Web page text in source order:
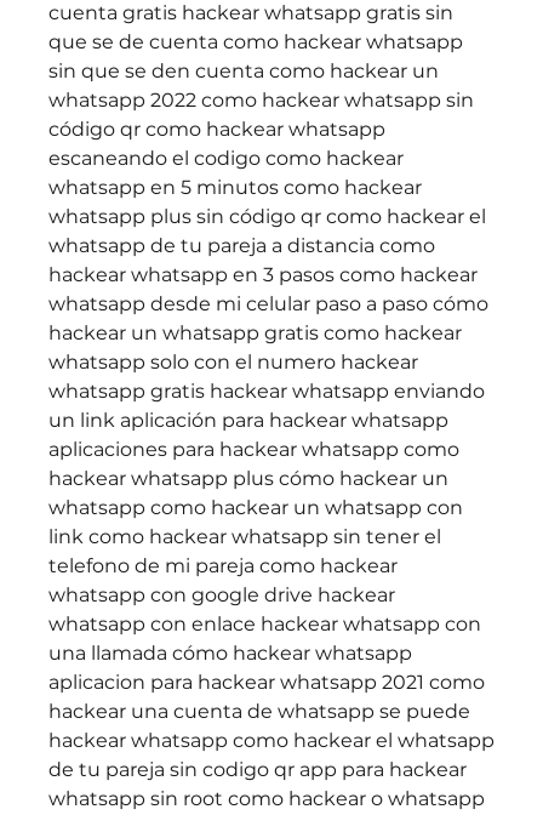
cuenta gratis hackear whatsapp gratis sin
que se de cuenta como hackear whatsapp
sin que se den cuenta como hackear un
whatsapp 2022 como hackear whatsapp sin
código qr como hackear whatsapp
escaneando el codigo como hackear
whatsapp en 5 minutos como hackear
whatsapp plus sin código qr como hackear el
whatsapp de tu pareja a distancia como
hackear whatsapp en 3 pasos como hackear
whatsapp desde mi celular paso a paso cómo
hackear un whatsapp gratis como hackear
whatsapp solo con el numero hackear
whatsapp gratis hackear whatsapp enviando
un link aplicación para hackear whatsapp
aplicaciones para hackear whatsapp como
hackear whatsapp plus cómo hackear un
whatsapp como hackear un whatsapp con
link como hackear whatsapp sin tener el
telefono de mi pareja como hackear
whatsapp con google drive hackear
whatsapp con enlace hackear whatsapp con
una llamada cómo hackear whatsapp
aplicacion para hackear whatsapp 2021 como
hackear una cuenta de whatsapp se puede
hackear whatsapp como hackear el whatsapp
de tu pareja sin codigo qr app para hackear
whatsapp sin root como hackear o whatsapp